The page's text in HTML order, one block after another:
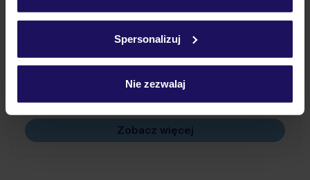
Szczegółowe informacje o plikach cookie znajdziesz
Spersonalizuj
Nie zezwalaj
Często zadawane pytania
Jak zmienić uczestników/osobę zgłaszającą?
Na jakiej podstawie i gdzie otrzymam karty
pokładowe/bilety lotnicze?
Zobacz więcej